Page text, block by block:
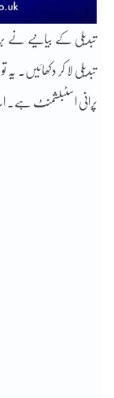
تبدیلی کے بیانیے نے
تبدیلی لا کر دکھائیں۔
پرانی اسٹبلشمنٹ ہے۔